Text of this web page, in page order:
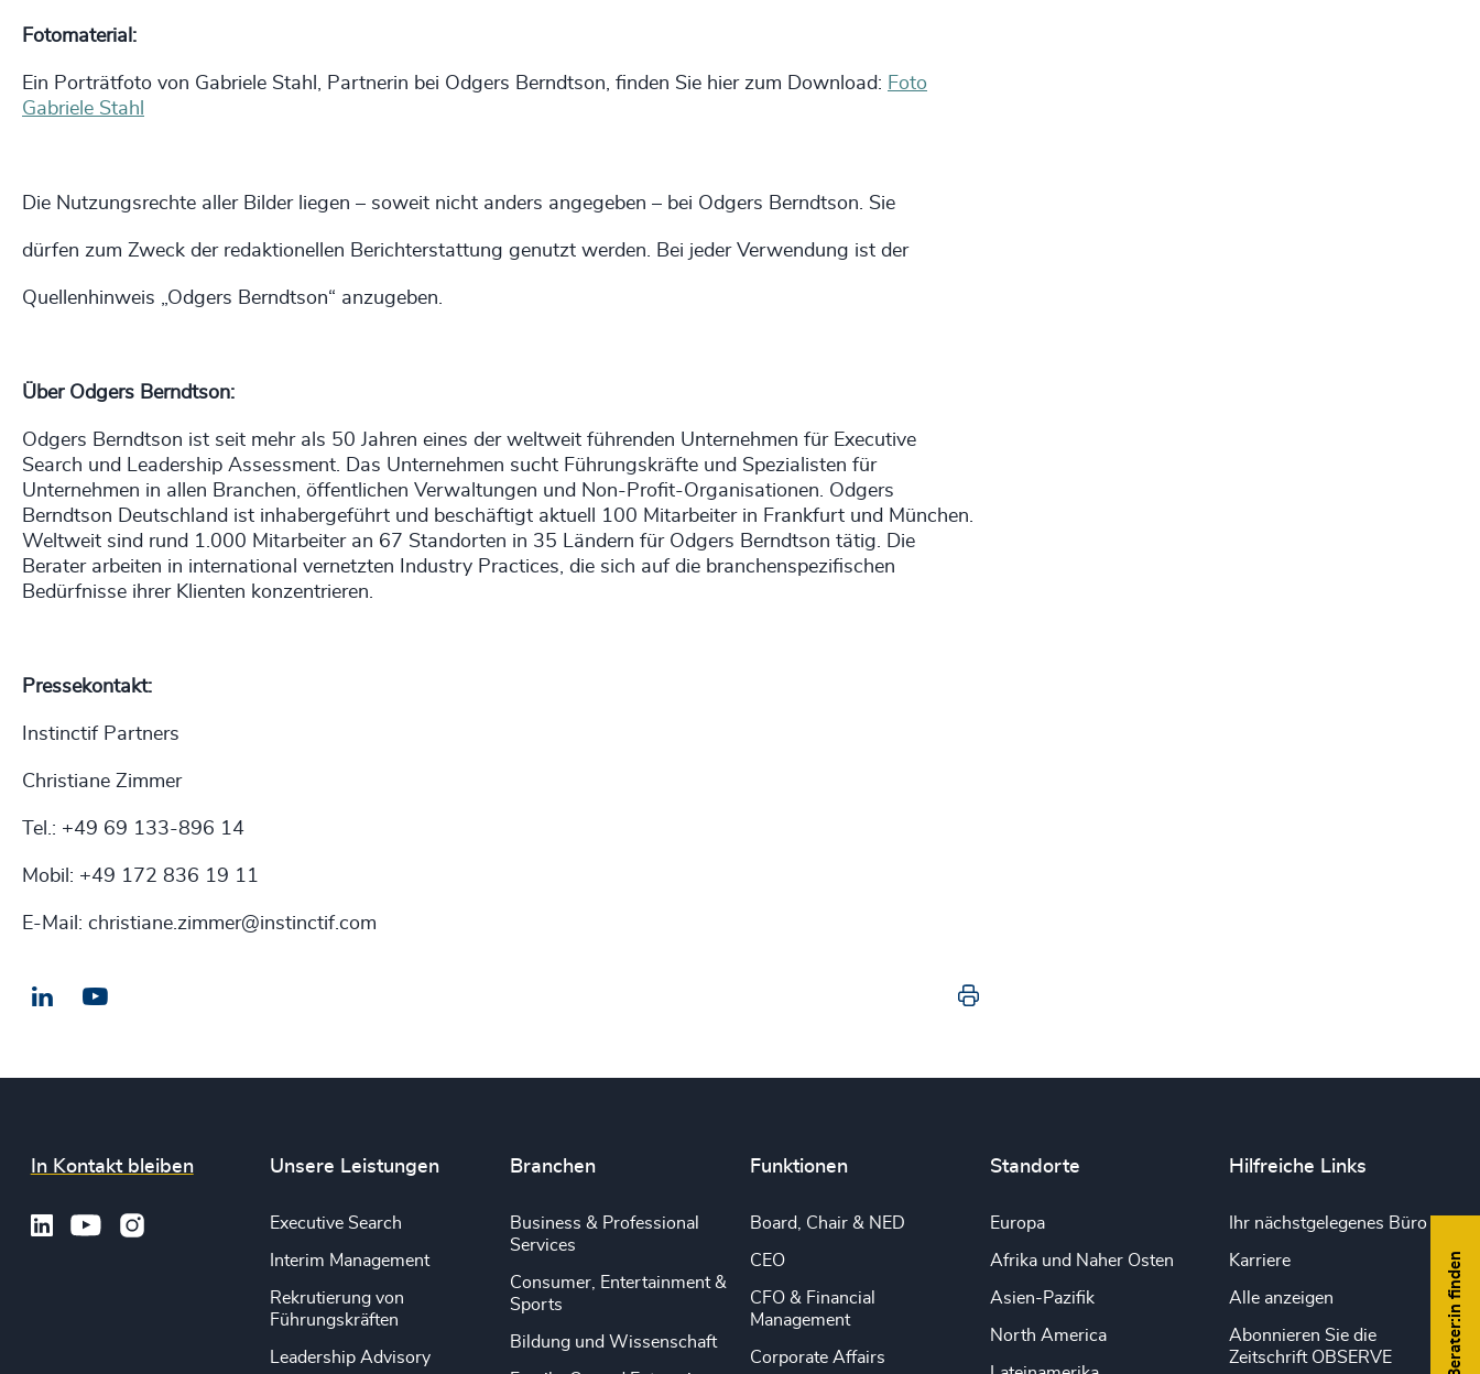
Fotomaterial:
Ein Porträtfoto von Gabriele Stahl, Partnerin bei Odgers Berndtson, finden Sie hier zum Download: Foto
Gabriele Stahl
Die Nutzungsrechte aller Bilder liegen – soweit nicht anders angegeben – bei Odgers Berndtson. Sie
dürfen zum Zweck der redaktionellen Berichterstattung genutzt werden. Bei jeder Verwendung ist der
Quellenhinweis „Odgers Berndtson“ anzugeben.
Über Odgers Berndtson:
Odgers Berndtson ist seit mehr als 50 Jahren eines der weltweit führenden Unternehmen für Executive
Search und Leadership Assessment. Das Unternehmen sucht Führungskräfte und Spezialisten für
Unternehmen in allen Branchen, öffentlichen Verwaltungen und Non-Profit-Organisationen. Odgers
Berndtson Deutschland ist inhabergeführt und beschäftigt aktuell 100 Mitarbeiter in Frankfurt und München.
Weltweit sind rund 1.000 Mitarbeiter an 67 Standorten in 35 Ländern für Odgers Berndtson tätig. Die
Berater arbeiten in international vernetzten Industry Practices, die sich auf die branchenspezifischen
Bedürfnisse ihrer Klienten konzentrieren.
Pressekontakt:
Instinctif Partners
Christiane Zimmer
Tel.: +49 69 133-896 14
Mobil: +49 172 836 19 11
E-Mail: christiane.zimmer@instinctif.com
LinkedIn
Berater:in finden
In Kontakt bleiben Unsere Leistungen
Executive Search
Interim Management
Rekrutierung von
Führungskräften
Leadership Advisory
Branchen
Business & Professional
Services
Consumer, Entertainment &
Sports
Bildung und Wissenschaft
Funktionen
Board, Chair & NED
CEO
CFO & Financial
Management
Corporate Affairs
Standorte
Europa
Afrika und Naher Osten
Asien-Pazifik
North America
Hilfreiche Links
Ihr nächstgelegenes Büro
Karriere
Alle anzeigen
Abonnieren Sie die
Zeitschrift OBSERVE